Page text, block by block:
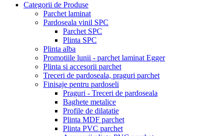
Categorii de Produse
Parchet laminat
Pardoseala vinil SPC
Parchet SPC
Plinta SPC
Plinta alba
Promotiile lunii - parchet laminat Egger
Plinta si accesorii parchet
Treceri de pardoseala, praguri parchet
Finisaje pentru pardoseli
Praguri - Treceri de pardoseala
Baghete metalice
Profile de dilatatie
Plinta MDF parchet
Plinta PVC parchet